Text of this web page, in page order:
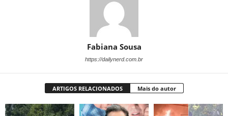
Fabiana Sousa
https://dailynerd.com.br
ARTIGOS RELACIONADOS Mais do autor